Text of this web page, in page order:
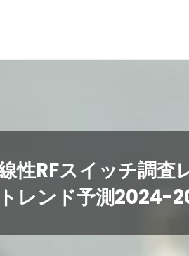
性RFスイッチ調査
レンド予測2024-